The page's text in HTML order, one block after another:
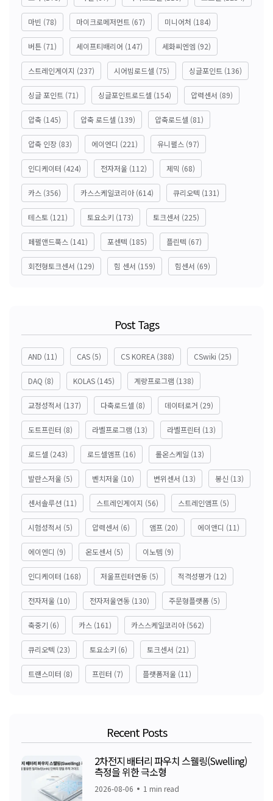
마빈 (78) 마이크로메저먼트 (67) 미니어처 (184)
버튼 (71) 세이프티배리어 (147) 세화씨엔엠 (92)
스트레인게이지 (237) 시어빔로드셀 (75) 싱글포인트 (136)
싱글 포인트 (71) 싱글포인트로드셀 (154) 압력센서 (89)
압축 (145) 압축 로드셀 (139) 압축로드셀 (81)
압축 인장 (83) 에이엔디 (221) 유니펄스 (97)
인디케이터 (424) 전자저울 (112) 제믹 (68)
카스 (356) 카스스케일코리아(614) 큐리오텍 (131)
테스토 (121) 토요소키 (173) 토크센서 (225)
페펄앤드푹스 (141) 포센텍 (185) 플린텍 (67)
회전형토크센서 (129) 힘 센서 (159) 힘센서 (69)
Post Tags
AND (11) CAS (5) CS KOREA (388) CSwiki (25)
DAQ (8) KOLAS (145) 계량프로그램 (138)
교정성적서 (137) 다축로드셀 (8) 데이터로거 (29)
도트프린터 (8) 라벨프로그램 (13) 라벨프린터 (13)
로드셀 (243) 로드셀앰프 (16) 롤온스케일 (13)
발란스저울 (5) 벤치저울 (10) 변위센서 (13) 봉신 (13)
센서솔루션 (11) 스트레인게이지 (56) 스트레인앰프 (5)
시험성적서 (5) 압력센서 (6) 앰프 (20) 에이앤디 (11)
에이엔디 (9) 온도센서 (5) 이노템 (9)
인디케이터 (168) 저울프린터연동 (5) 적격성평가 (12)
전자저울 (10) 전자저울연동 (130) 주문형플랫폼 (5)
축중기 (6) 카스 (161) 카스스케일코리아(562)
큐리오텍 (23) 토요소키 (6) 토크센서 (21)
트랜스미터 (8) 프린터 (7) 플랫폼저울 (11)
Recent Posts
2차전지 배터리 파우치 스웰링(Swelling)
측정을 위한 극소형
2026-08-06 1 min read